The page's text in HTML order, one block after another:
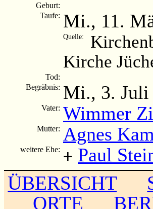
Geburt:
Taufe: Mi., 11.
Quelle:
Kirche
Tod:
Begräbnis: Mi., 3. Juli
Vater: Wimmer
Mutter: Agnes
weitere Ehe: + Paul
ÜBERSICHT
ORTE